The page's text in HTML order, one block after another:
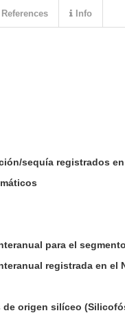
sequía registrados
para el
registrada en el
de origen silíceo
References Info